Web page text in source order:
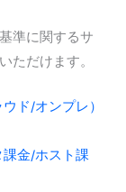
準に関するサ
ただけます。
ド/オンプレ）
金/ホスト課